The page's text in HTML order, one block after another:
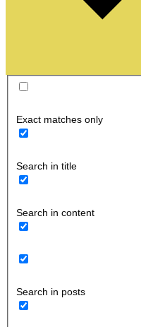
Exact matches only
Search in title
Search in content
Search in posts